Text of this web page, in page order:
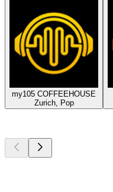
my105 COFFEEHOUSE
Zurich, Pop